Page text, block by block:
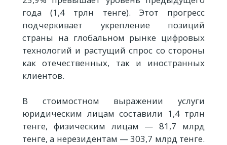
года (1,4 трлн тенге). Этот прогресс
подчеркивает укрепление позиций
страны на глобальном рынке цифровых
технологий и растущий спрос со стороны
как отечественных, так и иностранных
клиентов.
В стоимостном выражении услуги
юридическим лицам составили 1,4 трлн
тенге, физическим лицам — 81,7 млрд
тенге, а нерезидентам — 303,7 млрд тенге.